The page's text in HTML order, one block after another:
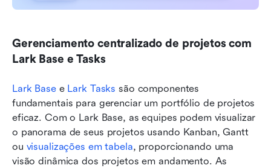
Gerenciamento centralizado de projetos com
Lark Base e Tasks
Lark Base e Lark Tasks são componentes
fundamentais para gerenciar um portfólio de projetos
eficaz. Com o Lark Base, as equipes podem visualizar
o panorama de seus projetos usando Kanban, Gantt
ou visualizações em tabela, proporcionando uma
visão dinâmica dos projetos em andamento. As